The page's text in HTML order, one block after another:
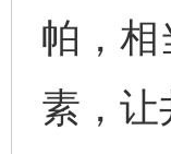
帕，相
素，让